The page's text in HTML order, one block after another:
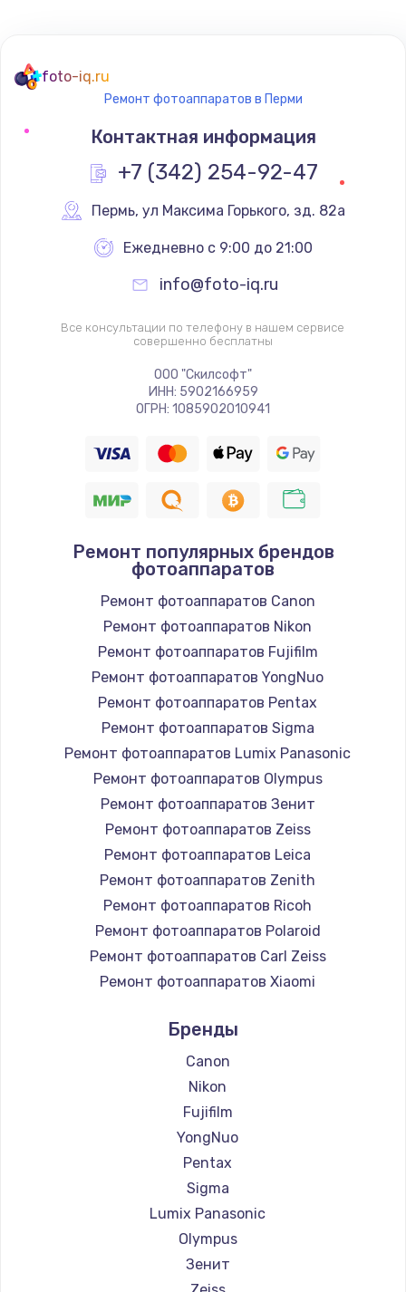
foto-iq.ru
Ремонт фотоаппаратов в Перми
Контактная информация
+7 (342) 254-92-47
Пермь, ул Максима Горького, зд. 82а
Ежедневно с 9:00 до 21:00
info@foto-iq.ru
Все консультации по телефону в нашем сервисе
совершенно бесплатны
ООО "Скилсофт"
ИНН: 5902166959
ОГРН: 1085902010941
Ремонт популярных брендов
фотоаппаратов
Ремонт фотоаппаратов Canon
Ремонт фотоаппаратов Nikon
Ремонт фотоаппаратов Fujifilm
Ремонт фотоаппаратов YongNuo
Ремонт фотоаппаратов Pentax
Ремонт фотоаппаратов Sigma
Ремонт фотоаппаратов Lumix Panasonic
Ремонт фотоаппаратов Olympus
Ремонт фотоаппаратов Зенит
Ремонт фотоаппаратов Zeiss
Ремонт фотоаппаратов Leica
Ремонт фотоаппаратов Zenith
Ремонт фотоаппаратов Ricoh
Ремонт фотоаппаратов Polaroid
Ремонт фотоаппаратов Carl Zeiss
Ремонт фотоаппаратов Xiaomi
Ремонт фотоаппаратов Kodak
Ремонт фотоаппаратов Blackmagic
Бренды
Canon
Nikon
Fujifilm
YongNuo
Pentax
Sigma
Lumix Panasonic
Olympus
Зенит